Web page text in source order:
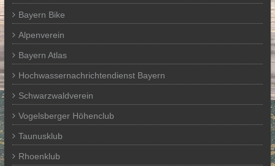
Bayern Bike
Alpenverein
Bayern Atlas
Hochwassernachrichtendienst Bayern
Schwarzwaldverein
Vogelsberger Höhenclub
Taunusklub
Rhoenklub